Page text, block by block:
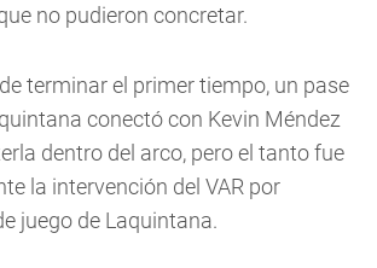
no pudieron concretar.
terminar el primer tiempo, un pase
conectó con Kevin Méndez
dentro del arco, pero el tanto fue
la intervención del VAR por
juego de Laquintana.